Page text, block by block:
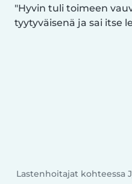
Hyvin tuli toimeen
tyytyväisenä ja sai itse
Lastenhoitajat kohteessa